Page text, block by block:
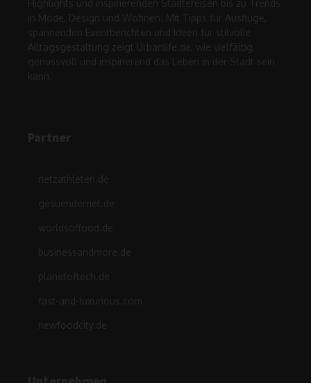
Highlights und inspirierenden Städtereisen bis zu Trends
in Mode, Design und Wohnen. Mit Tipps für Ausflüge,
spannenden Eventberichten und Ideen für stilvolle
Alltagsgestaltung zeigt Urbanlife.de, wie vielfältig,
genussvoll und inspirierend das Leben in der Stadt sein
kann.
Partner
netzathleten.de
gesuendernet.de
worldsoffood.de
businessandmore.de
planetoftech.de
fast-and-luxurious.com
newfoodcity.de